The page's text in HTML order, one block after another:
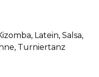
, Latein, Salsa,
, Turniertanz